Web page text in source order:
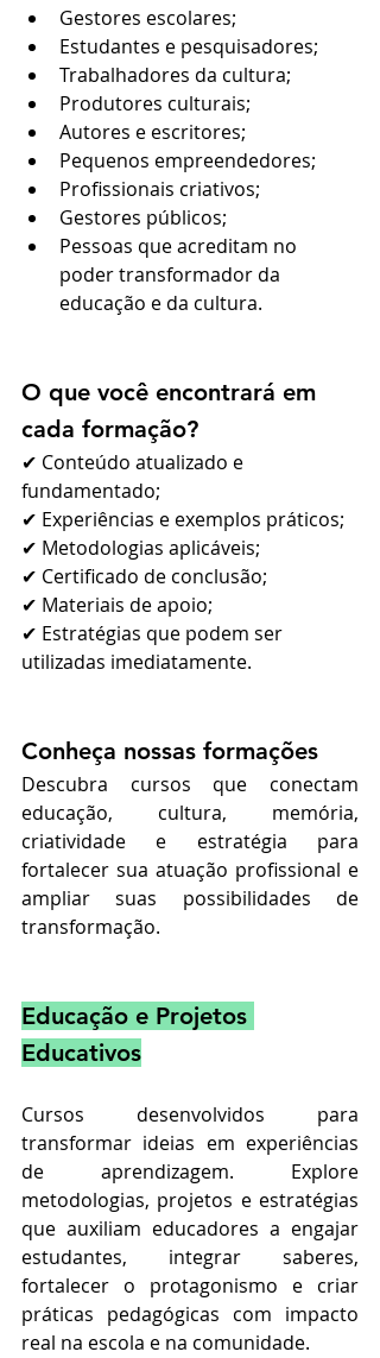
Gestores escolares;
Estudantes e pesquisadores;
Trabalhadores da cultura;
Produtores culturais;
Autores e escritores;
Pequenos empreendedores;
Profissionais criativos;
Gestores públicos;
Pessoas que acreditam no
poder transformador da
educação e da cultura.
O que você encontrará em
cada formação?
✔ Conteúdo atualizado e
fundamentado;
✔ Experiências e exemplos práticos;
✔ Metodologias aplicáveis;
✔ Certificado de conclusão;
✔ Materiais de apoio;
✔ Estratégias que podem ser
utilizadas imediatamente.
Conheça nossas formações
Descubra cursos que conectam
educação, cultura, memória,
criatividade e estratégia para
fortalecer sua atuação profissional e
ampliar suas possibilidades de
transformação.
Educação e Projetos
Educativos
Cursos desenvolvidos para
transformar ideias em experiências
de aprendizagem. Explore
metodologias, projetos e estratégias
que auxiliam educadores a engajar
estudantes, integrar saberes,
fortalecer o protagonismo e criar
práticas pedagógicas com impacto
real na escola e na comunidade.